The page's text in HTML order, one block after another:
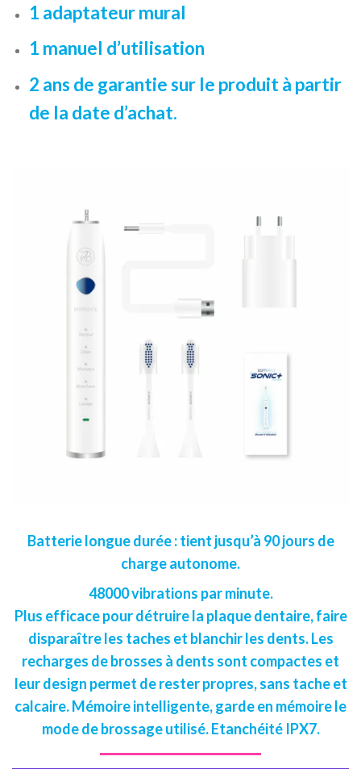
1 adaptateur mural
1 manuel d’utilisation
2 ans de garantie sur le produit à partir
de la date d’achat.
Batterie longue durée : tient jusqu’à 90 jours de
charge autonome.
48000 vibrations par minute.
Plus efficace pour détruire la plaque dentaire, faire
disparaître les taches et blanchir les dents. Les
recharges de brosses à dents sont compactes et
leur design permet de rester propres, sans tache et
calcaire. Mémoire intelligente, garde en mémoire le
mode de brossage utilisé. Etanchéité IPX7.